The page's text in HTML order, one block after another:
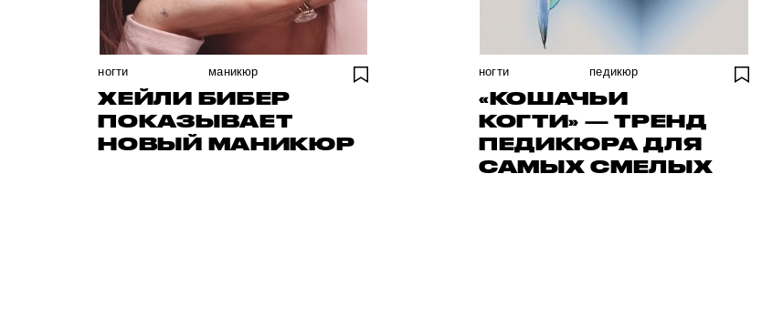
ногти маникюр
ХЕЙЛИ БИБЕР
ПОКАЗЫВАЕТ
НОВЫЙ МАНИКЮР
ногти педикюр
«КОШАЧЬИ
КОГТИ» — ТРЕНД
ПЕДИКЮРА ДЛЯ
САМЫХ СМЕЛЫХ